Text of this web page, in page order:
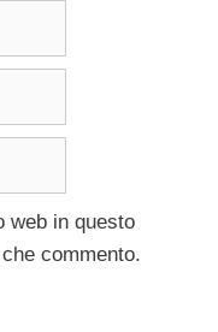
web in questo
commento.